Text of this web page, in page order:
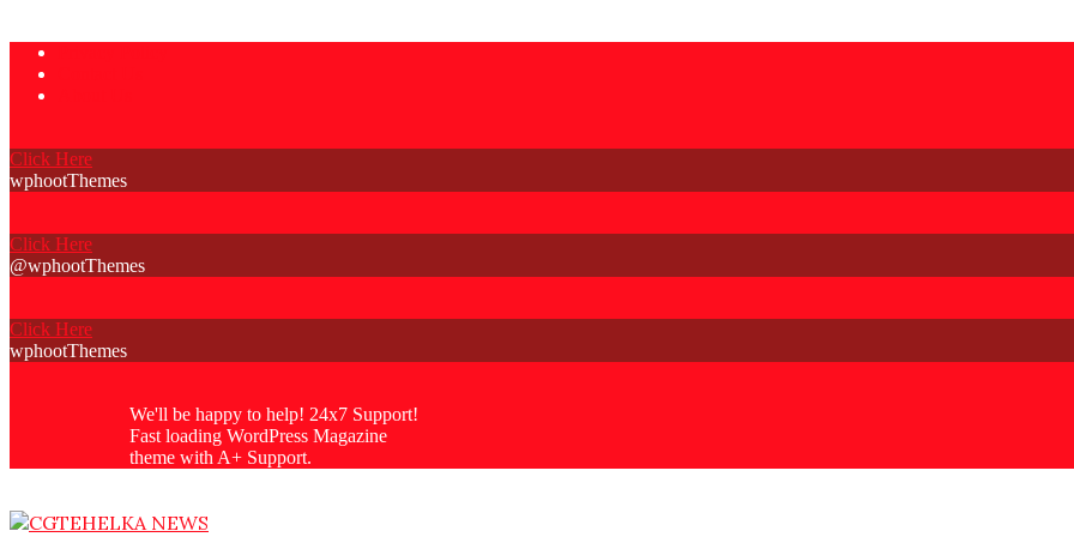
Skip
content
Click Here
wphootThemes
Click Here
@wphootThemes
Click Here
wphootThemes
We'll be happy to help! 24x7 Support!
Fast loading WordPress Magazine
theme with A+ Support.